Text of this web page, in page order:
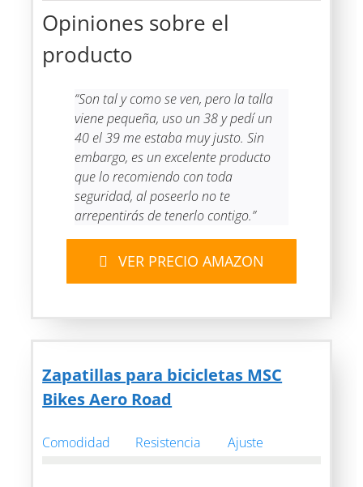
Opiniones sobre el
producto
“Son tal y como se ven, pero la talla
viene pequeña, uso un 38 y pedí un
40 el 39 me estaba muy justo. Sin
embargo, es un excelente producto
que lo recomiendo con toda
seguridad, al poseerlo no te
arrepentirás de tenerlo contigo.”
VER PRECIO AMAZON
Zapatillas para bicicletas MSC
Bikes Aero Road
Comodidad Resistencia Ajuste